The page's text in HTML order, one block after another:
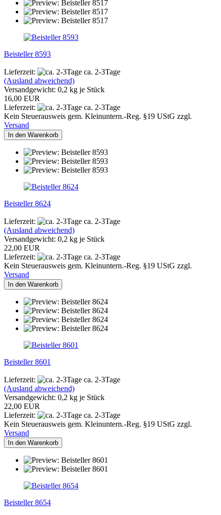
Beisteller 8593
Lieferzeit:
ca. 2-3Tage
(Ausland abweichend)
Versandgewicht: 0,2 kg je Stück
16,00 EUR
Lieferzeit:
ca. 2-3Tage
Kein Steuerausweis gem. Kleinuntern.-Reg. §19 UStG zzgl.
Versand
In den Warenkorb
Beisteller 8624
Lieferzeit:
ca. 2-3Tage
(Ausland abweichend)
Versandgewicht: 0,2 kg je Stück
22,00 EUR
Lieferzeit:
ca. 2-3Tage
Kein Steuerausweis gem. Kleinuntern.-Reg. §19 UStG zzgl.
Versand
In den Warenkorb
Beisteller 8601
Lieferzeit:
ca. 2-3Tage
(Ausland abweichend)
Versandgewicht: 0,2 kg je Stück
22,00 EUR
Lieferzeit:
ca. 2-3Tage
Kein Steuerausweis gem. Kleinuntern.-Reg. §19 UStG zzgl.
Versand
In den Warenkorb
Beisteller 8654